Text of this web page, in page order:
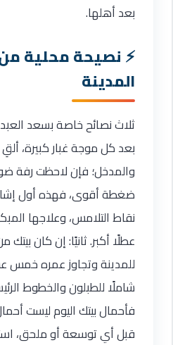
بعد أهلها.
نصيحة محلية من
المدينة
ثلاث نصائح خاصة بسعد
بعد كل موجة غبار كبيرة،
والمدخل؛ فإن لاحظت رفة
ضغطة أقوى، فهذه أول
نقاط التلامس، وعلاجها
عطلًا أكبر. ثانيًا: إن كان
للمدينة وتجاوز عمره
شاملًا للطبلون والخطوط
فأحمال بيتك اليوم ليست
قبل أي توسعة أو ملحق،